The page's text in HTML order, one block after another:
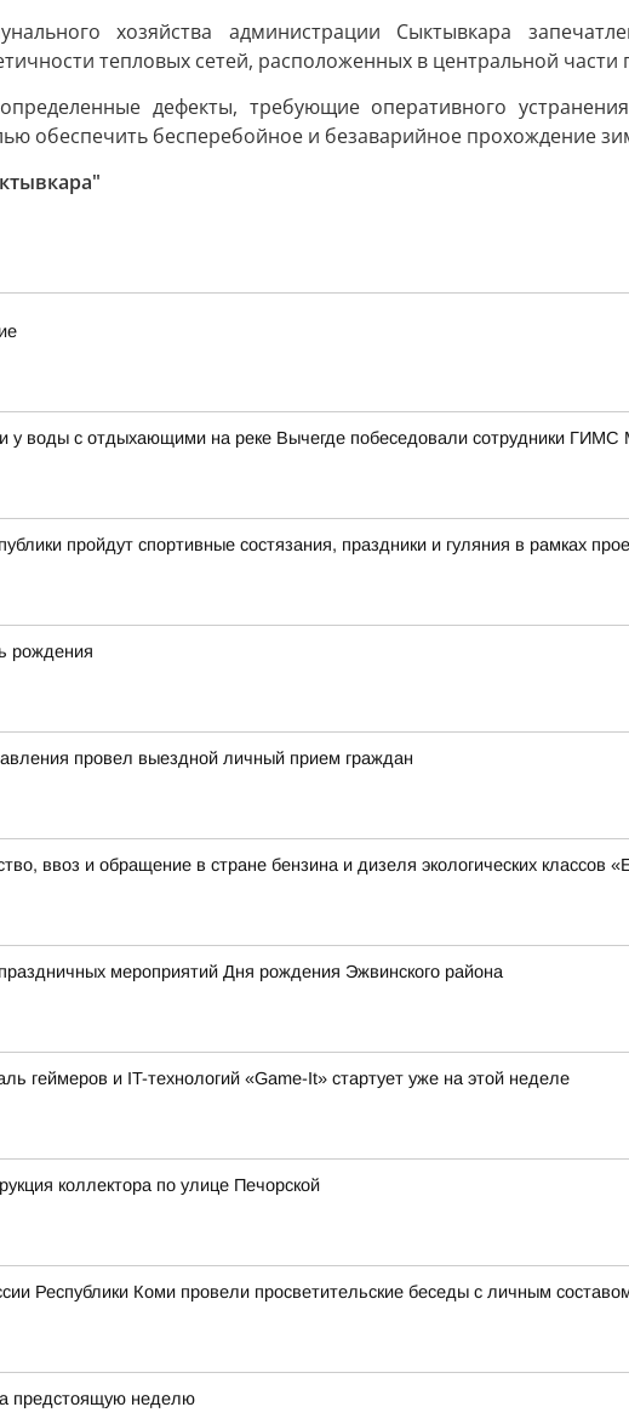
хозяйства администрации Сыктывкара
тепловых сетей, расположенных в центральной части
дефекты, требующие оперативного
обеспечить бесперебойное и безаварийное прохождение
у воды с отдыхающими на реке Вычегде побеседовали сотрудники
пройдут спортивные состязания, праздники и гуляния в рамках
рождения
провел выездной личный прием граждан
ввоз и обращение в стране бензина и дизеля экологических классов
мероприятий Дня рождения Эжвинского района
геймеров и IT-технологий «Game-It» стартует уже на этой неделе
коллектора по улице Печорской
Республики Коми провели просветительские беседы с личным
предстоящую неделю